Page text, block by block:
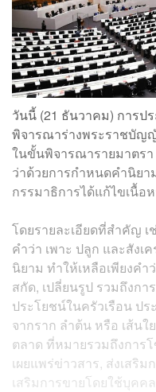
วันนี้ (21 ธันวาคม) การป
พิจารณาร่างพระราชบัญ
ในขั้นพิจารณารายมาตรา
ว่าด้วยการกำหนดคำนิย
กรรมาธิการได้แก้ไขเนื้อ
โดยรายละเอียดที่สำคัญ
คำว่า เพาะ ปลูก และสังเ
นิยาม ทำให้เหลือเพียงคำ
สกัด, เปลี่ยนรูป รวมถึงกา
ประโยชน์ในครัวเรือน ป
จากราก ลำต้น หรือ เส้นใ
ตลาด ที่หมายรวมถึงการ
เผยแพร่ข่าวสาร, ส่งเสริ
เสริมการขายโดยใช้บุคค